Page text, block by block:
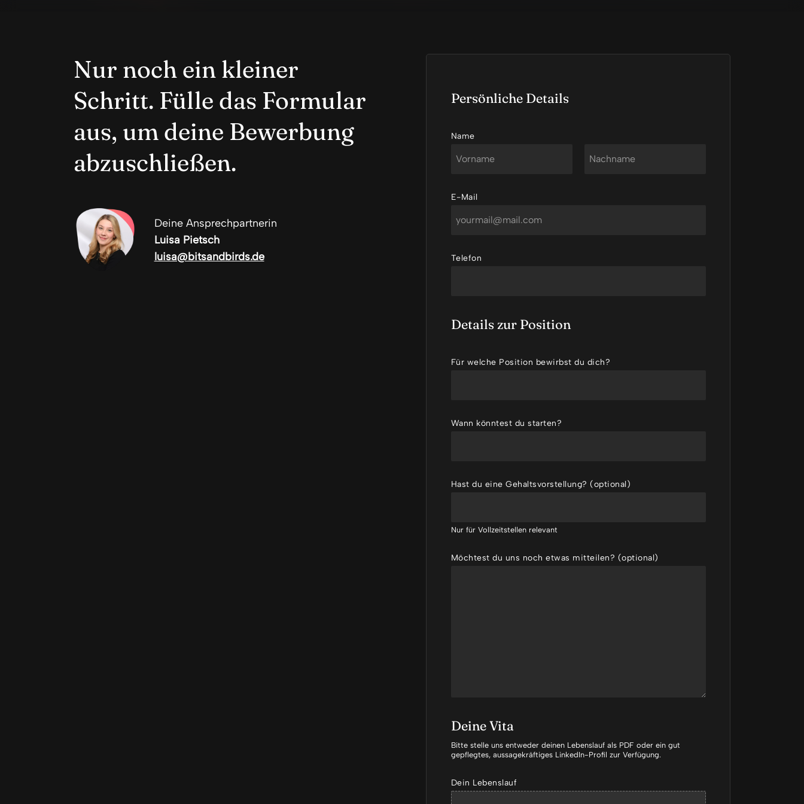
Nur noch ein kleiner
Schritt. Fülle das Formular
aus, um deine Bewerbung
abzuschließen.
Deine Ansprechpartnerin
Luisa Pietsch
luisa@bitsandbirds.de
Persönliche Details
Name
E-Mail
Telefon
Details zur Position
Für welche Position bewirbst du dich?
Wann könntest du starten?
Hast du eine Gehaltsvorstellung? (optional)
Nur für Vollzeitstellen relevant
Möchtest du uns noch etwas mitteilen? (optional)
n
s
s
t
t
e
Deine Vita
Bitte stelle uns entweder deinen Lebenslauf als PDF oder ein gut
gepflegtes, aussagekräftiges LinkedIn-Profil zur Verfügung.
Dein Lebenslauf